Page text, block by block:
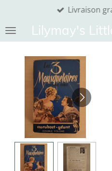
contenuLilymay's
Livraison